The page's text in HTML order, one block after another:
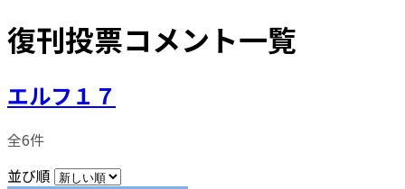
復刊投票コメント一覧
エルフ１７
全6件
並び順